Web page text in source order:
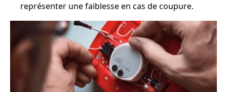
représenter une faiblesse en cas de coupure.